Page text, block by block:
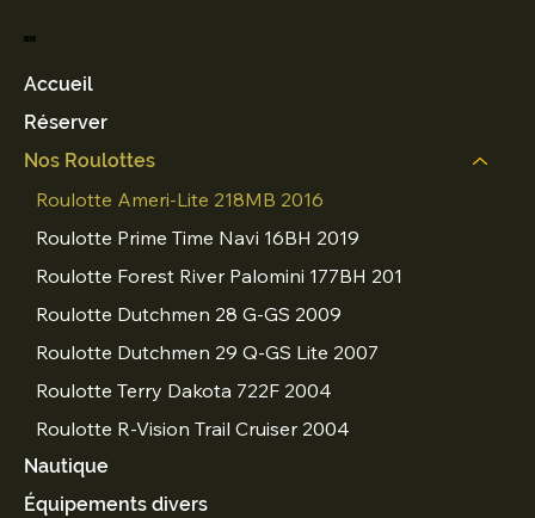
Menu
Accueil
Réserver
Nos Roulottes
Roulotte Ameri-Lite 218MB 2016
Roulotte Prime Time Navi 16BH 2019
Roulotte Forest River Palomini 177BH 201
Roulotte Dutchmen 28 G-GS 2009
Roulotte Dutchmen 29 Q-GS Lite 2007
Roulotte Terry Dakota 722F 2004
Roulotte R-Vision Trail Cruiser 2004
Nautique
Équipements divers